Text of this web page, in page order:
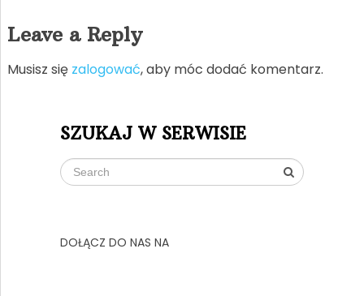
Leave a Reply
Musisz się zalogować, aby móc dodać komentarz.
SZUKAJ W SERWISIE
DOŁĄCZ DO NAS NA